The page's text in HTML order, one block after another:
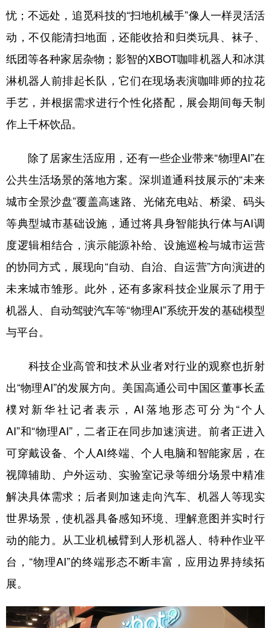
忧；不远处，追觅科技的“扫地机械手”像人一样灵活活
动，不仅能清扫地面，还能收拾和归类玩具、袜子、
纸团等各种家居杂物；影智的XBOT咖啡机器人和冰淇
淋机器人前排起长队，它们在现场表演咖啡师的拉花
手艺，并根据需求进行个性化搭配，展会期间每天制
作上千杯饮品。
除了居家生活应用，还有一些企业带来“物理AI”在
公共生活场景的落地方案。深圳道通科技展示的“未来
城市全景沙盘”覆盖高速路、光储充电站、桥梁、码头
等典型城市基础设施，通过将具身智能执行体与AI调
度逻辑相结合，演示能源补给、设施巡检与城市运营
的协同方式，展现向“自动、自治、自运营”方向演进的
未来城市雏形。此外，还有多家科技企业展示了用于
机器人、自动驾驶汽车等“物理AI”系统开发的基础模型
与平台。
科技企业高管和技术从业者对行业的观察也折射
出“物理AI”的发展方向。美国高通公司中国区董事长孟
樸对新华社记者表示，AI落地形态可分为“个人
AI”和“物理AI”，二者正在同步加速演进。前者正进入
可穿戴设备、个人AI终端、个人电脑和智能家居，在
视障辅助、户外运动、实验室记录等细分场景中精准
解决具体需求；后者则加速走向汽车、机器人等现实
世界场景，使机器具备感知环境、理解意图并实时行
动的能力。从工业机械臂到人形机器人、特种作业平
台，“物理AI”的终端形态不断丰富，应用边界持续拓
展。